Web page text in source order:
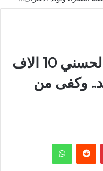
الدار البيضاء: الحي الحسني 10 الاف
وكفى من
بينتيريست